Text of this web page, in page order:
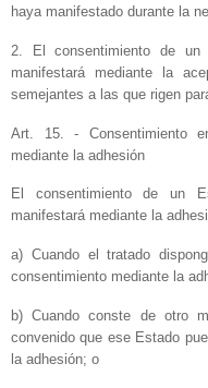
haya manifestado durante la
2. El consentimiento de
manifestará mediante la
semejantes a las que rigen
Art. 15. - Consentimiento
mediante la adhesión
El consentimiento de un
manifestará mediante la
a) Cuando el tratado
consentimiento mediante la
b) Cuando conste de otro
convenido que ese Estado
la adhesión; o